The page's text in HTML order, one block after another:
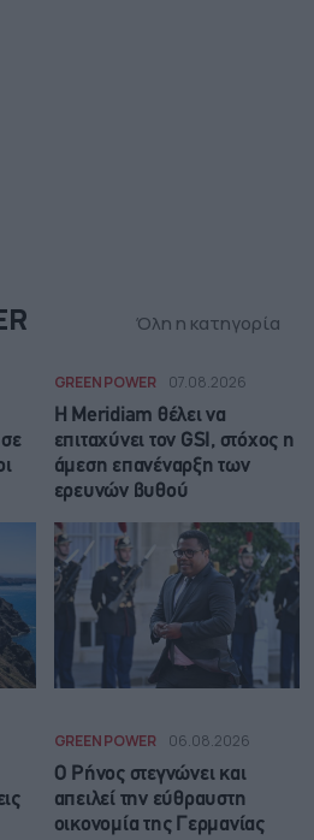
Όλη η κατηγορία
GREEN POWER 07.08.2026
Η Meridiam θέλει να
επιταχύνει τον GSI, στόχος η
άμεση επανέναρξη των
ερευνών βυθού
GREEN POWER 06.08.2026
Ο Ρήνος στεγνώνει και
απειλεί την εύθραυστη
οικονομία της Γερμανίας